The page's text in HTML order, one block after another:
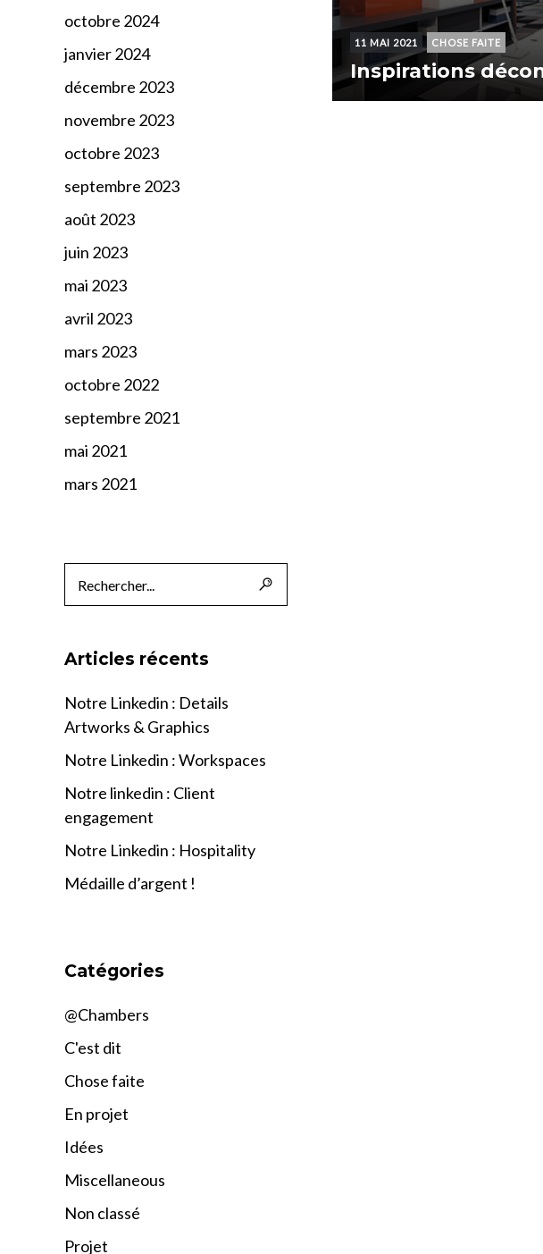
octobre 2024
janvier 2024
décembre 2023
novembre 2023
octobre 2023
septembre 2023
août 2023
juin 2023
mai 2023
avril 2023
mars 2023
octobre 2022
septembre 2021
mai 2021
mars 2021
Articles récents
Notre Linkedin : Details
Artworks & Graphics
Notre Linkedin : Workspaces
Notre linkedin : Client
engagement
Notre Linkedin : Hospitality
Médaille d’argent !
Catégories
@Chambers
C'est dit
Chose faite
En projet
Idées
Miscellaneous
Non classé
Projet
11 MAI 2021 CHOSE FAITE
Inspirations